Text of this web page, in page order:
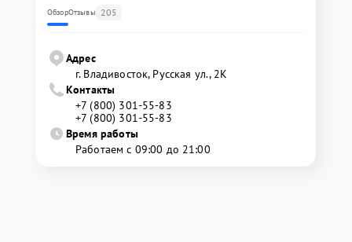
ОбзорОтзывы 205
Адрес
г. Владивосток, Русская ул., 2К
Контакты
+7 (800) 301-55-83
+7 (800) 301-55-83
Время работы
Работаем с 09:00 до 21:00